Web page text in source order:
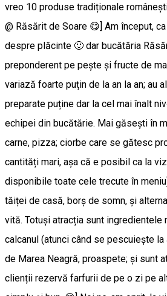
vreo 10 produse tradiționale
@ Răsărit de Soare 😋] Am început,
despre plăcinte 🙂 dar bucătăria
preponderent pe pește și fructe de
variază foarte puțin de la an la an; au
preparate puține dar la cel mai înalt
echipei din bucătărie. Mai găsești în
carne, pizza; ciorbe care se gătesc
cantități mari, așa că e posibil ca la
disponibile toate cele trecute în
tăiței de casă, borș de somn, și
vită. Totuși atracția sunt ingredientele
calcanul (atunci când se pescuiește
de Marea Neagră, proaspete; și sunt
clienții rezervă farfurii de pe o zi pe